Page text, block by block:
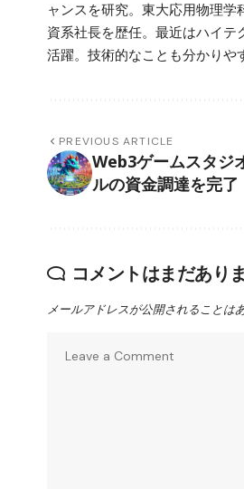
ャンスを研究。東大応用物理
資系社長を歴任。最近はハイ
活躍。技術的なことも分かりや
PREVIOUS ARTICLE
Web3ゲームスタジ
ルの資金調達を完了
コメントはまだあり
メールアドレスが公開されることは